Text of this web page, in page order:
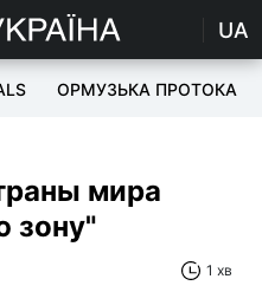
UA
ОРМУЗЬКА ПРОТОКА
мира
зону"
1 хв